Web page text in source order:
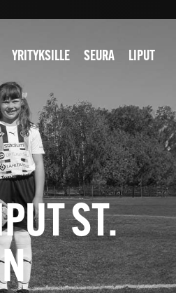
YRITYKSILLE SEURA LIPUT
ST.